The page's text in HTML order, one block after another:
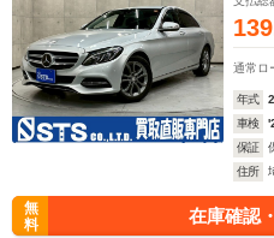
通常ロ
年式
車検
保証
住所
無
料
在庫確認